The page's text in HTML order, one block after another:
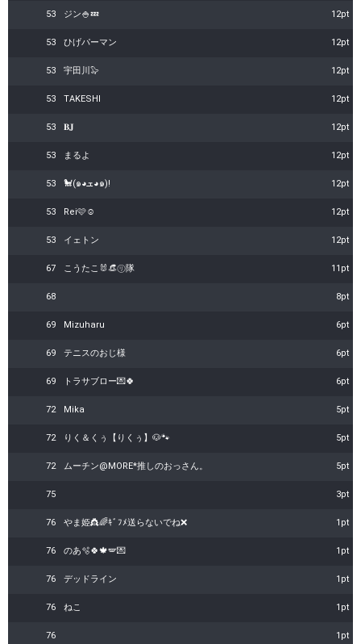
53 ジン🍚💤 12pt
53 ひげパーマン 12pt
53 宇田川🦭 12pt
53 TAKESHI 12pt
53 ‪︎‬‪︎‪︎‬‪︎𝐁𝐉 12pt
53 まるよ 12pt
53 🐩(๑◕ܫ◕๑)! 12pt
53 Rei🩷☺︎︎︎︎ 12pt
53 イェトン 12pt
67 こうたこ🐰👒㋷隊 11pt
68 8pt
69 Mizuharu 6pt
69 テニスのおじ様 6pt
69 トラサブロー💌🍀 6pt
72 Mika 5pt
72 りく＆くぅ【りくぅ】🐶🐾 5pt
72 ムーチン@MORE*推しのおっさん。 5pt
75 3pt
76 やま姫👸🌈ｷﾞﾌﾒ送らないでね❌ 1pt
76 のあ🫧🍀🍁🪽💌 1pt
76 デッドライン 1pt
76 ねこ 1pt
76 1pt